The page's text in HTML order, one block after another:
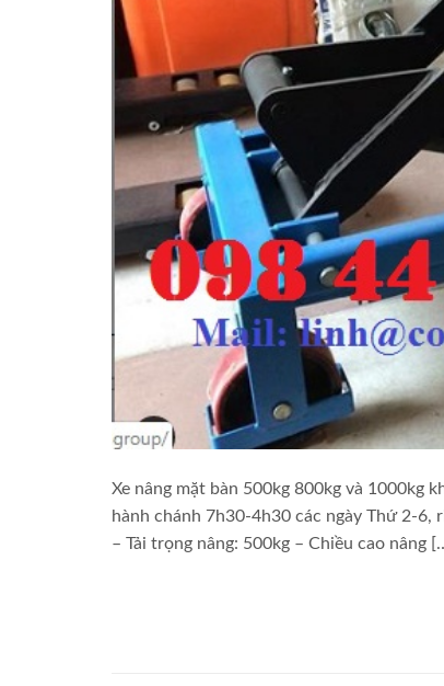
Xe nâng mặt bàn 500kg 800kg và 1000kg
hành chánh 7h30-4h30 các ngày Thứ 2-6,
– Tải trọng nâng: 500kg – Chiều cao nâng